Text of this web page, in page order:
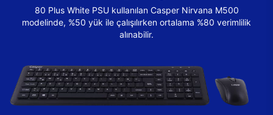
80 Plus White PSU kullanılan Casper Nirvana M500
modelinde, %50 yük ile çalışılırken ortalama %80 verimlilik
alınabilir.